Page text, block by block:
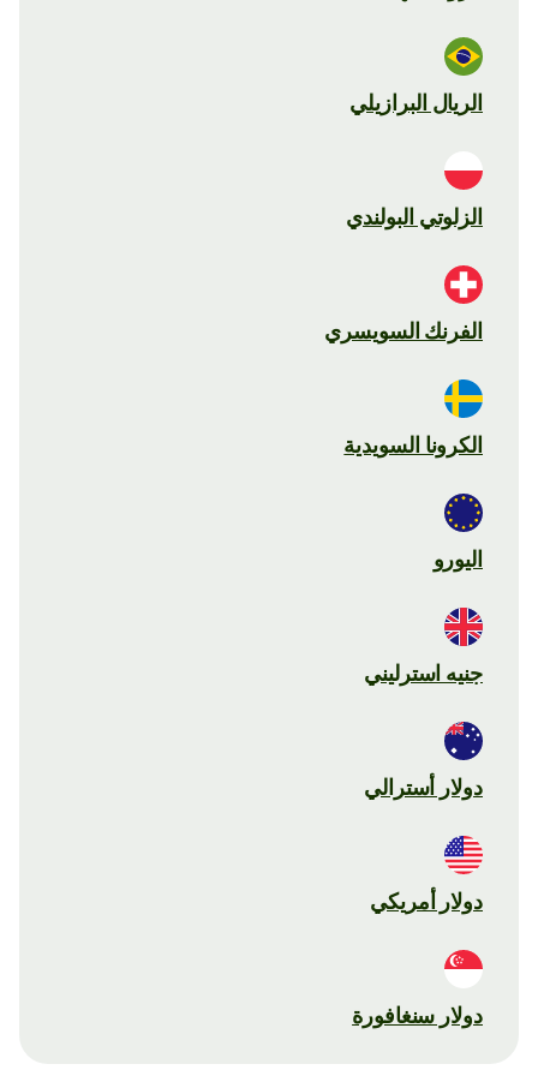
الريال البرازيلي
الزلوتي البولندي
الفرنك السويسري
الكرونا السويدية
اليورو
جنيه استرليني
دولار أسترالي
دولار أمريكي
دولار سنغافورة